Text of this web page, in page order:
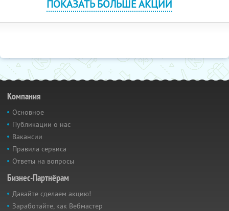
ПОКАЗАТЬ БОЛЬШЕ АКЦИЙ
Компания
Основное
Публикации о нас
Вакансии
Правила сервиса
Ответы на вопросы
Бизнес-Партнёрам
Давайте сделаем акцию!
Заработайте, как Вебмастер